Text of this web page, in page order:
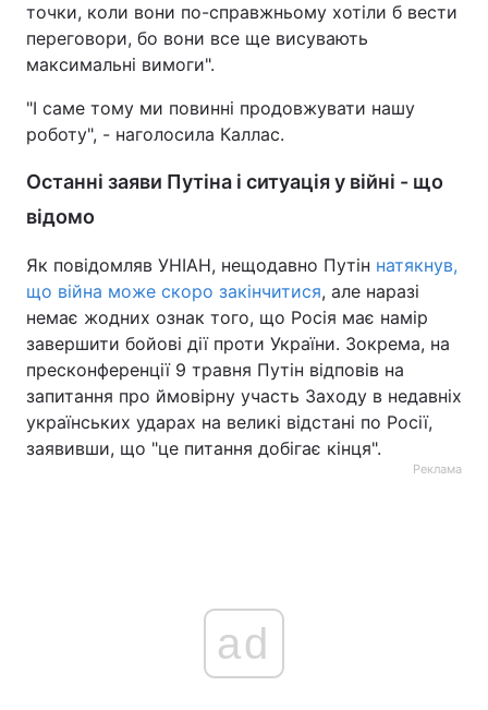
точки, коли вони по-справжньому хотіли б вести
переговори, бо вони все ще висувають
максимальні вимоги".
"І саме тому ми повинні продовжувати нашу
роботу", - наголосила Каллас.
Останні заяви Путіна і ситуація у війні - що
відомо
Як повідомляв УНІАН, нещодавно Путін натякнув,
що війна може скоро закінчитися, але наразі
немає жодних ознак того, що Росія має намір
завершити бойові дії проти України. Зокрема, на
пресконференції 9 травня Путін відповів на
запитання про ймовірну участь Заходу в недавніх
українських ударах на великі відстані по Росії,
заявивши, що "це питання добігає кінця".
Реклама
ad